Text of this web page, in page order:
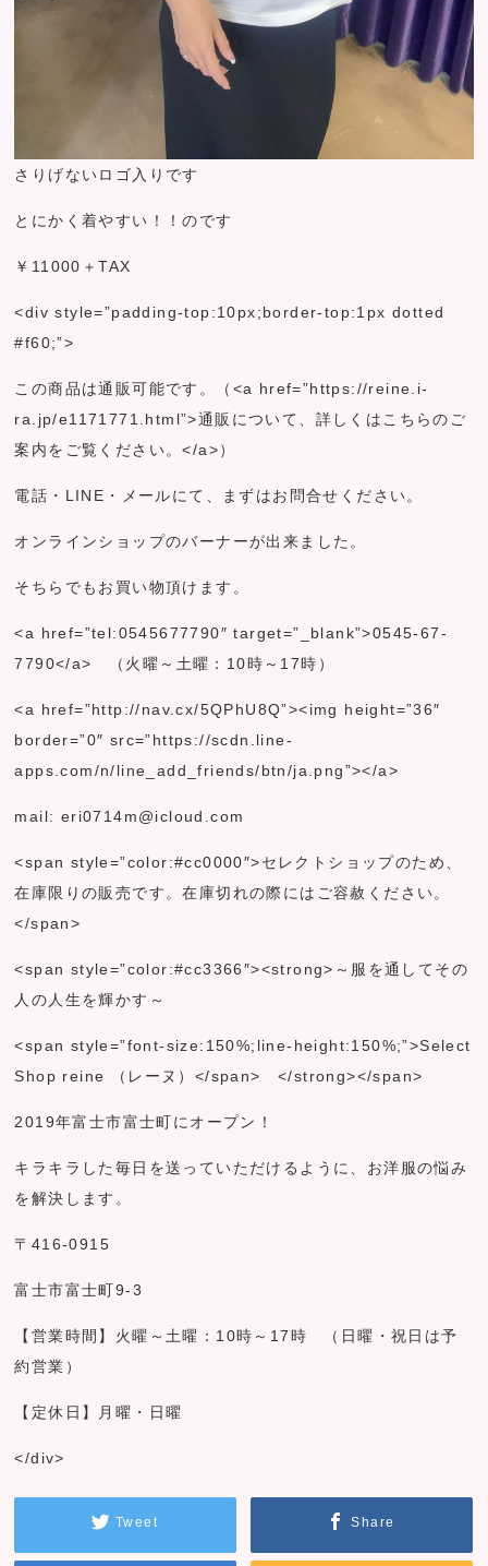
さりげないロゴ入りです
とにかく着やすい！！のです
￥11000＋TAX
<div style=”padding-top:10px;border-top:1px dotted
#f60;”>
この商品は通販可能です。（<a href=”https://reine.i-
ra.jp/e1171771.html”>通販について、詳しくはこちらのご
案内をご覧ください。</a>）
電話・LINE・メールにて、まずはお問合せください。
オンラインショップのバーナーが出来ました。
そちらでもお買い物頂けます。
<a href=”tel:0545677790″ target=”_blank”>0545-67-
7790</a> （火曜～土曜：10時～17時）
<a href=”http://nav.cx/5QPhU8Q”><img height=”36″
border=”0″ src=”https://scdn.line-
apps.com/n/line_add_friends/btn/ja.png”></a>
mail: eri0714m@icloud.com
<span style=”color:#cc0000″>セレクトショップのため、
在庫限りの販売です。在庫切れの際にはご容赦ください。
</span>
<span style=”color:#cc3366″><strong>～服を通してその
人の人生を輝かす～
<span style=”font-size:150%;line-height:150%;”>Select
Shop reine （レーヌ）</span> </strong></span>
2019年富士市富士町にオープン！
キラキラした毎日を送っていただけるように、お洋服の悩み
を解決します。
〒416-0915
富士市富士町9-3
【営業時間】火曜～土曜：10時～17時 （日曜・祝日は予
約営業）
【定休日】月曜・日曜
</div>
Tweet Share